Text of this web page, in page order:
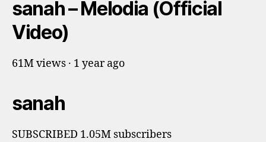
sanah – Melodia (Official
Video)
61M views · 1 year ago
sanah
SUBSCRIBED 1.05M subscribers